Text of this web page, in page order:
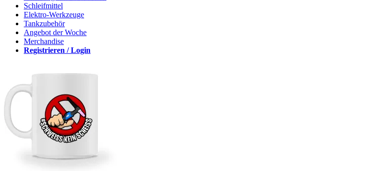
Schleifmittel
Elektro-Werkzeuge
Tankzubehör
Angebot der Woche
Merchandise
Registrieren / Login